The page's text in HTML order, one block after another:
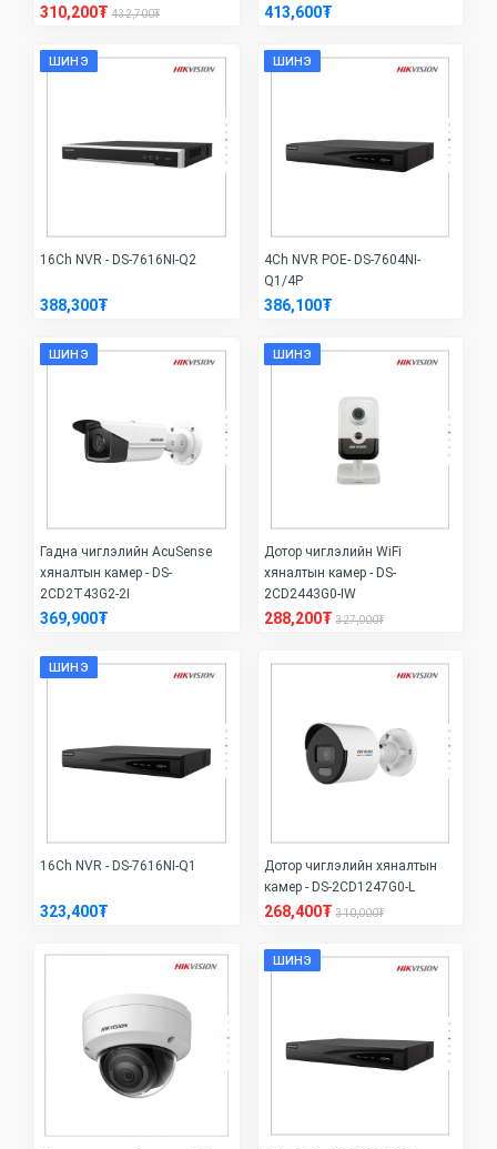
310,200₮ 432,700₮ 413,600₮
ШИНЭ
16Ch NVR - DS-7616NI-Q2
388,300₮
ШИНЭ
4Ch NVR POE- DS-7604NI-
Q1/4P
386,100₮
ШИНЭ
Гадна чиглэлийн AcuSense
хяналтын камер - DS-
2CD2T43G2-2I
369,900₮
ШИНЭ
Дотор чиглэлийн WiFi
хяналтын камер - DS-
2CD2443G0-IW
288,200₮ 327,000₮
ШИНЭ
16Ch NVR - DS-7616NI-Q1
323,400₮
Дотор чиглэлийн хяналтын
камер - DS-2CD1247G0-L
268,400₮ 310,000₮
ШИНЭ